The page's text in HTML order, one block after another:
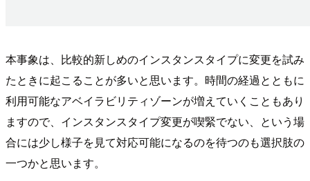
本事象は、比較的新しめのインスタンスタイプに変更を試み
たときに起こることが多いと思います。時間の経過とともに
利用可能なアベイラビリティゾーンが増えていくこともあり
ますので、インスタンスタイプ変更が喫緊でない、という場
合には少し様子を見て対応可能になるのを待つのも選択肢の
一つかと思います。